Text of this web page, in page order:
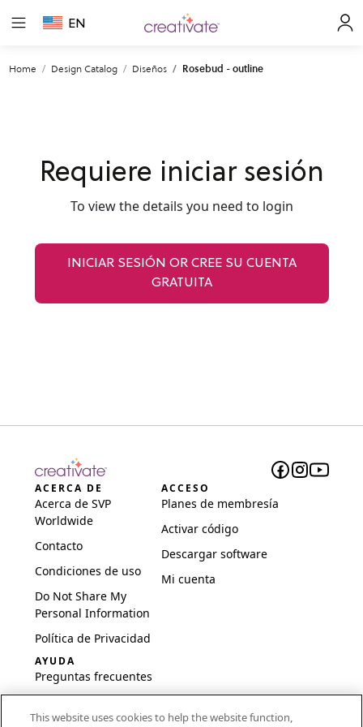
EN
Home Design Catalog Diseños Rosebud - outline
Requiere iniciar sesión
To view the details you need to login
INICIAR SESIÓN OR CREE SU CUENTA
GRATUITA
ACERCA DE
Acerca de SVP
Worldwide
Contacto
Condiciones de uso
Do Not Share My
Personal Information
Política de Privacidad
ACCESO
Planes de membresía
Activar código
Descargar software
Mi cuenta
AYUDA
Preguntas frecuentes
configuración
This website uses cookies to help the website function,